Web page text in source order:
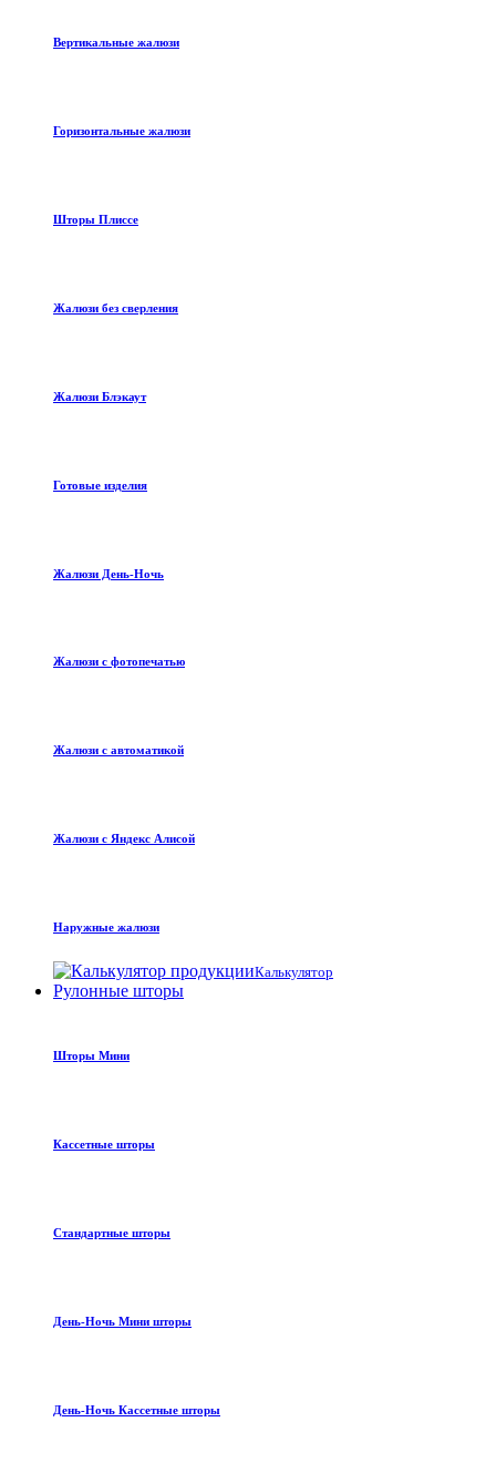
Вертикальные жалюзи
Горизонтальные жалюзи
Шторы Плиссе
Жалюзи без сверления
Жалюзи Блэкаут
Готовые изделия
Жалюзи День-Ночь
Жалюзи с фотопечатью
Жалюзи с автоматикой
Жалюзи с Яндекс Алисой
Наружные жалюзи
Калькулятор
Рулонные шторы
Шторы Мини
Кассетные шторы
Стандартные шторы
День-Ночь Мини шторы
День-Ночь Кассетные шторы